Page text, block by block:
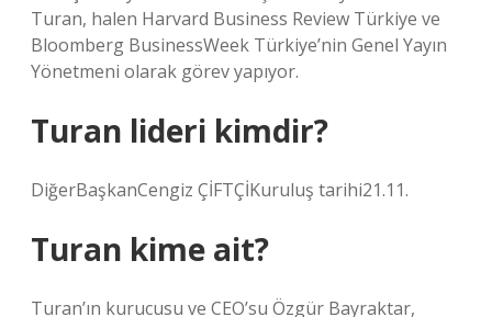
Turan, halen Harvard Business Review Türkiye ve
Bloomberg BusinessWeek Türkiye’nin Genel Yayın
Yönetmeni olarak görev yapıyor.
Turan lideri kimdir?
DiğerBaşkanCengiz ÇİFTÇİKuruluş tarihi21.11.
Turan kime ait?
Turan’ın kurucusu ve CEO’su Özgür Bayraktar,